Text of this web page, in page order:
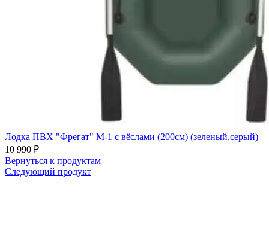
Лодка ПВХ "Фрегат" M-1 с вёслами (200см) (зеленый,серый)
10 990 ₽
Вернуться к продуктам
Следующий продукт